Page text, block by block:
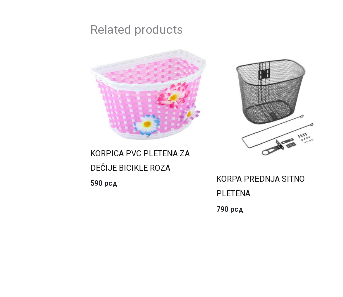
Related products
KORPICA PVC PLETENA ZA
DEČIJE BICIKLE ROZA
590 рсд
KORPA PREDNJA SITNO
PLETENA
790 рсд